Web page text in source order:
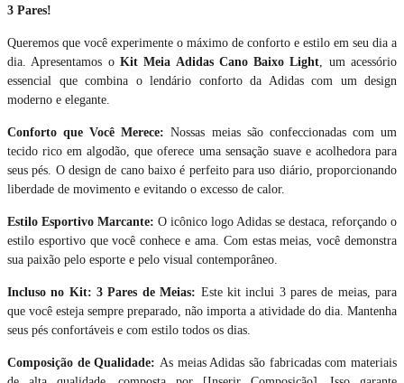
3 Pares!
Queremos que você experimente o máximo de conforto e estilo em seu dia a
dia. Apresentamos o Kit Meia Adidas Cano Baixo Light, um acessório
essencial que combina o lendário conforto da Adidas com um design
moderno e elegante.
Conforto que Você Merece:Nossas meias são confeccionadas com um
tecido rico em algodão, que oferece uma sensação suave e acolhedora para
seus pés. O design de cano baixo é perfeito para uso diário, proporcionando
liberdade de movimento e evitando o excesso de calor.
Estilo Esportivo Marcante: O icônico logo Adidas se destaca, reforçando o
estilo esportivo que você conhece e ama. Com estas meias, você demonstra
sua paixão pelo esporte e pelo visual contemporâneo.
Incluso no Kit: 3 Pares de Meias: Este kit inclui 3 pares de meias, para
que você esteja sempre preparado, não importa a atividade do dia. Mantenha
seus pés confortáveis e com estilo todos os dias.
Composição de Qualidade: As meias Adidas são fabricadas com materiais